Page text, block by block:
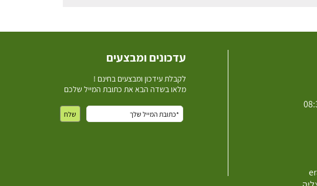
עדכונים ומבצעים
לקבלת עידכון ומבצעים בחינם !
מלאו בשדה הבא את כתובת המייל שלכם